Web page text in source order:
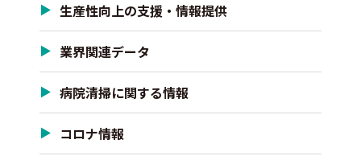
生産性向上の支援・情報提供
業界関連データ
病院清掃に関する情報
コロナ情報